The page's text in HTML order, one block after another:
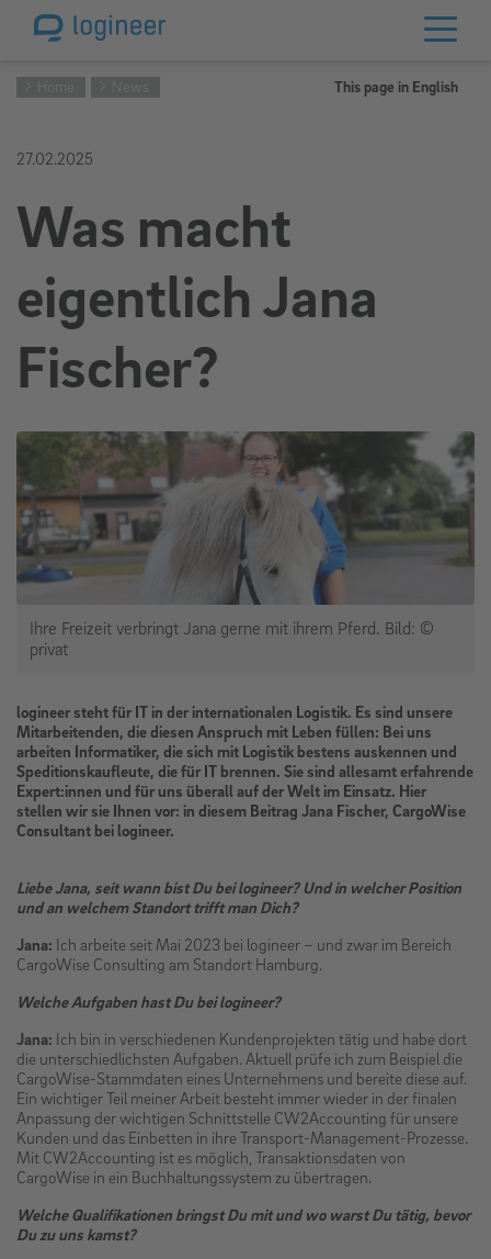
This page in English
27.02.2025
Was macht
eigentlich Jana
Fischer?
Ihre Freizeit verbringt Jana gerne mit ihrem Pferd. Bild: ©
privat
logineer steht für IT in der internationalen Logistik. Es sind unsere
Mitarbeitenden, die diesen Anspruch mit Leben füllen: Bei uns
arbeiten Informatiker, die sich mit Logistik bestens auskennen und
Speditionskaufleute, die für IT brennen. Sie sind allesamt erfahrende
Expert:innen und für uns überall auf der Welt im Einsatz. Hier
stellen wir sie Ihnen vor: in diesem Beitrag Jana Fischer, CargoWise
Consultant bei logineer.
Liebe Jana, seit wann bist Du bei logineer? Und in welcher Position
und an welchem Standort trifft man Dich?
Jana: Ich arbeite seit Mai 2023 bei logineer – und zwar im Bereich
CargoWise Consulting am Standort Hamburg.
Welche Aufgaben hast Du bei logineer?
Jana: Ich bin in verschiedenen Kundenprojekten tätig und habe dort
die unterschiedlichsten Aufgaben. Aktuell prüfe ich zum Beispiel die
CargoWise-Stammdaten eines Unternehmens und bereite diese auf.
Ein wichtiger Teil meiner Arbeit besteht immer wieder in der finalen
Anpassung der wichtigen Schnittstelle CW2Accounting für unsere
Kunden und das Einbetten in ihre Transport-Management-Prozesse.
Mit CW2Accounting ist es möglich, Transaktionsdaten von
CargoWise in ein Buchhaltungssystem zu übertragen.
Welche Qualifikationen bringst Du mit und wo warst Du tätig, bevor
Du zu uns kamst?